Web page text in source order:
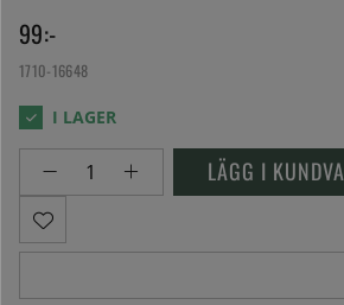
99:-
1710-16648
LÄGG I